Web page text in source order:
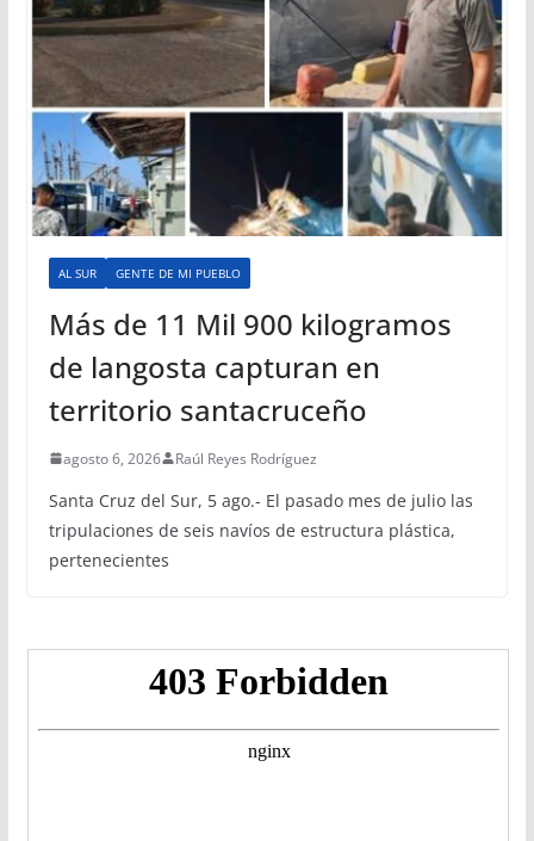
AL SUR GENTE DE MI PUEBLO
Más de 11 Mil 900 kilogramos
de langosta capturan en
territorio santacruceño
agosto 6, 2026 Raúl Reyes Rodríguez
Santa Cruz del Sur, 5 ago.- El pasado mes de julio las
tripulaciones de seis navíos de estructura plástica,
pertenecientes